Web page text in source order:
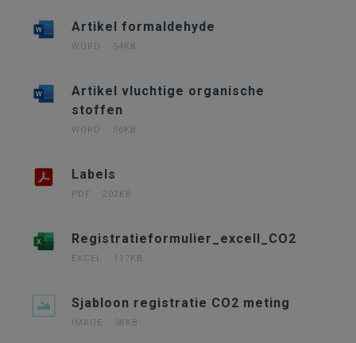
Artikel formaldehyde
WORD 54KB
Artikel vluchtige organische
stoffen
WORD 56KB
Labels
PDF 202KB
Registratieformulier_excell_CO2
EXCEL 117KB
Sjabloon registratie CO2 meting
IMAGE 38KB